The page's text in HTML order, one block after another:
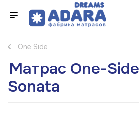
One Side
Матрас One-Side
Sonata